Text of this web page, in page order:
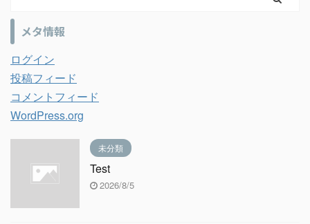
メタ情報
ログイン
投稿フィード
コメントフィード
WordPress.org
未分類
Test
2026/8/5